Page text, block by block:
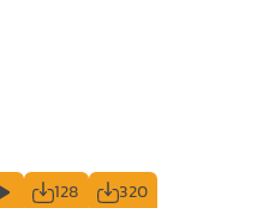
128 320